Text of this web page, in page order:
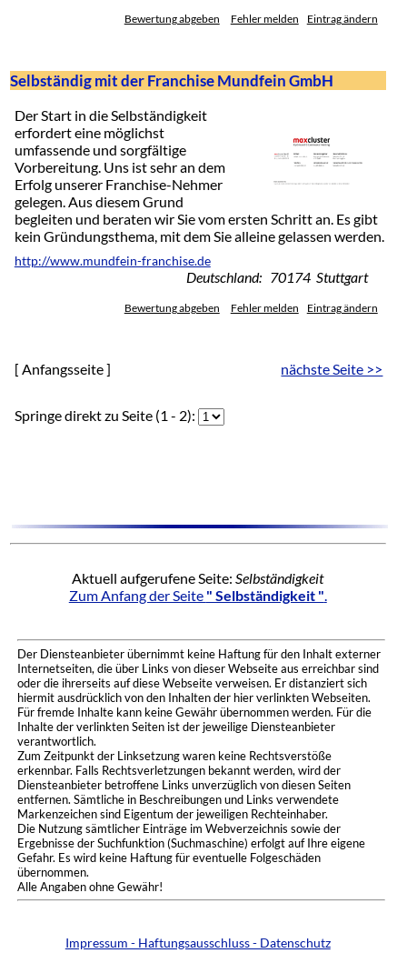
Bewertung abgeben Fehler melden Eintrag ändern
Selbständig mit der Franchise Mundfein GmbH
Der Start in die Selbständigkeit
erfordert eine möglichst
umfassende und sorgfältige
Vorbereitung. Uns ist sehr an dem
Erfolg unserer Franchise-Nehmer
gelegen. Aus diesem Grund
begleiten und beraten wir Sie vom ersten Schritt an. Es gibt
kein Gründungsthema, mit dem Sie alleine gelassen werden.
http://www.mundfein-franchise.de
Deutschland: 70174 Stuttgart
Bewertung abgeben Fehler melden Eintrag ändern
[ Anfangsseite ] nächste Seite >>
Springe direkt zu Seite (1 - 2):
Aktuell aufgerufene Seite: Selbständigkeit
Zum Anfang der Seite " Selbständigkeit "
Der Diensteanbieter übernimmt keine Haftung für den Inhalt externer
Internetseiten, die über Links von dieser Webseite aus erreichbar sind
oder die ihrerseits auf diese Webseite verweisen. Er distanziert sich
hiermit ausdrücklich von den Inhalten der hier verlinkten Webseiten.
Für fremde Inhalte kann keine Gewähr übernommen werden. Für die
Inhalte der verlinkten Seiten ist der jeweilige Diensteanbieter
verantwortlich.
Zum Zeitpunkt der Linksetzung waren keine Rechtsverstöße
erkennbar. Falls Rechtsverletzungen bekannt werden, wird der
Diensteanbieter betroffene Links unverzüglich von diesen Seiten
entfernen. Sämtliche in Beschreibungen und Links verwendete
Markenzeichen sind Eigentum der jeweiligen Rechteinhaber.
Die Nutzung sämtlicher Einträge im Webverzeichnis sowie der
Ergebnisse der Suchfunktion (Suchmaschine) erfolgt auf Ihre eigene
Gefahr. Es wird keine Haftung für eventuelle Folgeschäden
übernommen.
Alle Angaben ohne Gewähr!
Impressum - Haftungsausschluss - Datenschutz